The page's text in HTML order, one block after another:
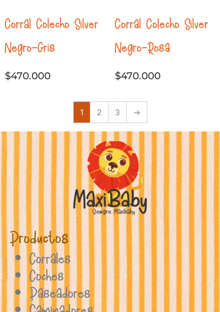
Corral Colecho Silver
Negro-Gris
$470.000
Corral Colecho Silver
Negro-Rosa
$470.000
1 2 3 →
Productos
Corrales
Coches
Paseadores